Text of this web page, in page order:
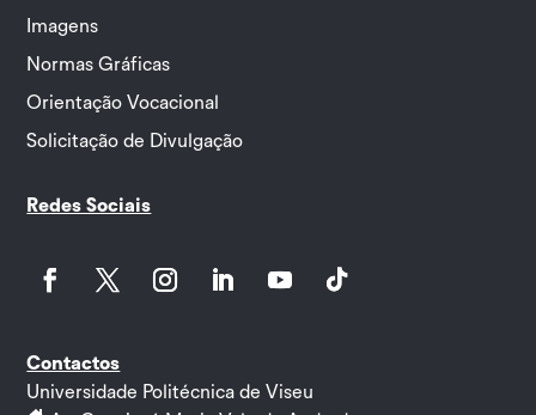
Imagens
Normas Gráficas
Orientação Vocacional
Solicitação de Divulgação
Redes Sociais
Contactos
Universidade Politécnica de Viseu